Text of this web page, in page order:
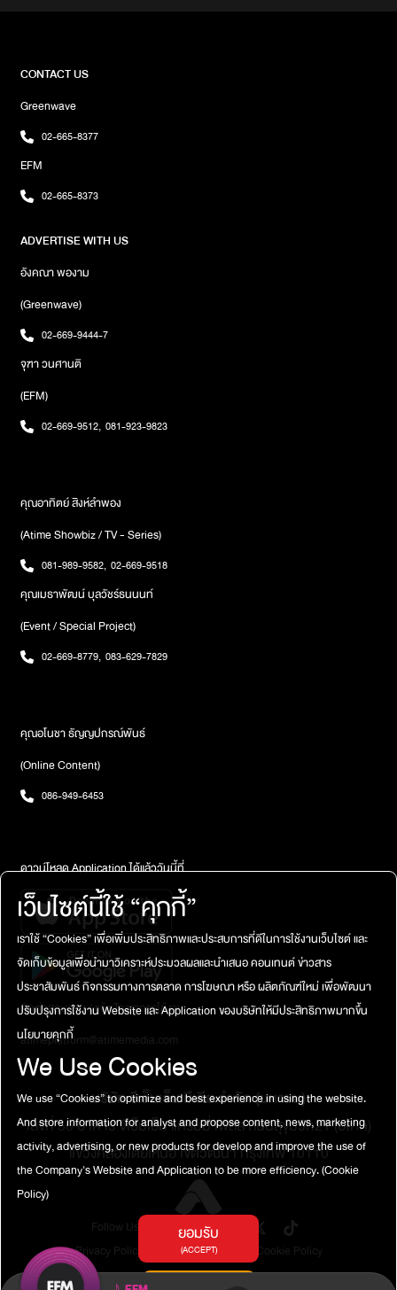
แล้ว ถ้าเป็นไปได้ก็อยากจะขอให้รถคันนี้ช่วยพาเราไปเจอเธออีกสักครั้ง
ทำมาก่อน บวกกับเนื้อร้องที่แหวกแนว และโซโล่กีต้าร์สุดจัดจ้าน จน
โดนใจติดหูแฟนเพลง พร้อมมิวสิกวิดีโอที่ทำให้เราจะได้เห็น 5 หนุ่มในลุค
เท่ๆ ยิ่งฟังตอนขับรถไปด้วยยิ่งฟิน งานนี้ Three Man Down ฝากบอก
CONTACT US
Greenwave
02-665-8377
EFM
02-665-8373
ADVERTISE WITH US
อังคณา พองาม
(Greenwave)
02-669-9444-7
จุฑา วนศานติ
(EFM)
02-669-9512, 081-923-9823
คุณอาทิตย์ สิงห์ลำพอง
(Atime Showbiz / TV - Series)
081-989-9582, 02-669-9518
คุณเมธาพัฒน์ บุลวัชร์ธนนนท์
(Event / Special Project)
02-669-8779, 083-629-7829
คุณอโนชา ธัญญปกรณ์พันธ์
(Online Content)
086-949-6453
ดาวน์โหลด Application ได้แล้ววันนี้ที่
ติดต่อสอบถาม / แจ้งปัญหาการใช้งาน
atimeplatform@atimemedia.com
บริษัท จีเอ็มเอ็ม มีเดีย จำกัด (มหาชน)
เลขที่ 50 อาคาร จีเอ็มเอ็ม แกรมมี่ เพลส ถนนสุขุมวิท21 (อโศก)
แขวงคลองเตยเหนือ เขตวัฒนา กรุงเทพ 10110
Follow Us
Privacy Policy
Terms of Service Cookie Policy
เว็บไซต์นี้ใช้ “คุกกี้”
เราใช้ “Cookies” เพื่อเพิ่มประสิทธิภาพและประสบการที่ดีในการใช้งานเว็บไซต์ และ
จัดเก็บข้อมูลเพื่อนำมาวิเคราะห์ประมวลผลและนำเสนอ คอนเทนต์ ข่าวสาร
ประชาสัมพันธ์ กิจกรรมทางการตลาด การโฆษณา หรือ ผลิตภัณฑ์ใหม่ เพื่อพัฒนา
ปรับปรุงการใช้งาน Website และ Application ของบริษัทให้มีประสิทธิภาพมากขึ้น
นโยบายคุกกี้
We Use Cookies
We use “Cookies” to optimize and best experience in using the website.
And store information for analyst and propose content, news, marketing
activity, advertising, or new products for develop and improve the use of
the Company's Website and Application to be more efficiency.(Cookie
Policy)
ยอมรับ
(ACCEPT)